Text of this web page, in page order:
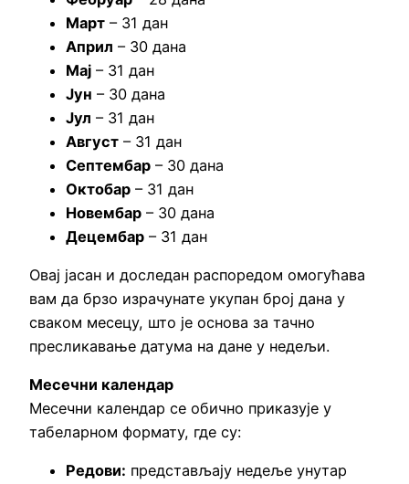
Март – 31 дан
Април – 30 дана
Мај – 31 дан
Јун – 30 дана
Јул – 31 дан
Август – 31 дан
Септембар – 30 дана
Октобар – 31 дан
Новембар – 30 дана
Децембар – 31 дан
Овај јасан и доследан распоредом омогућава
вам да брзо израчунате укупан број дана у
сваком месецу, што је основа за тачно
пресликавање датума на дане у недељи.
Месечни календар
Месечни календар се обично приказује у
табеларном формату, где су:
Редови: представљају недеље унутар